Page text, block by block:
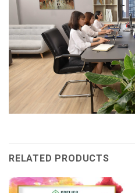
RELATED PRODUCTS